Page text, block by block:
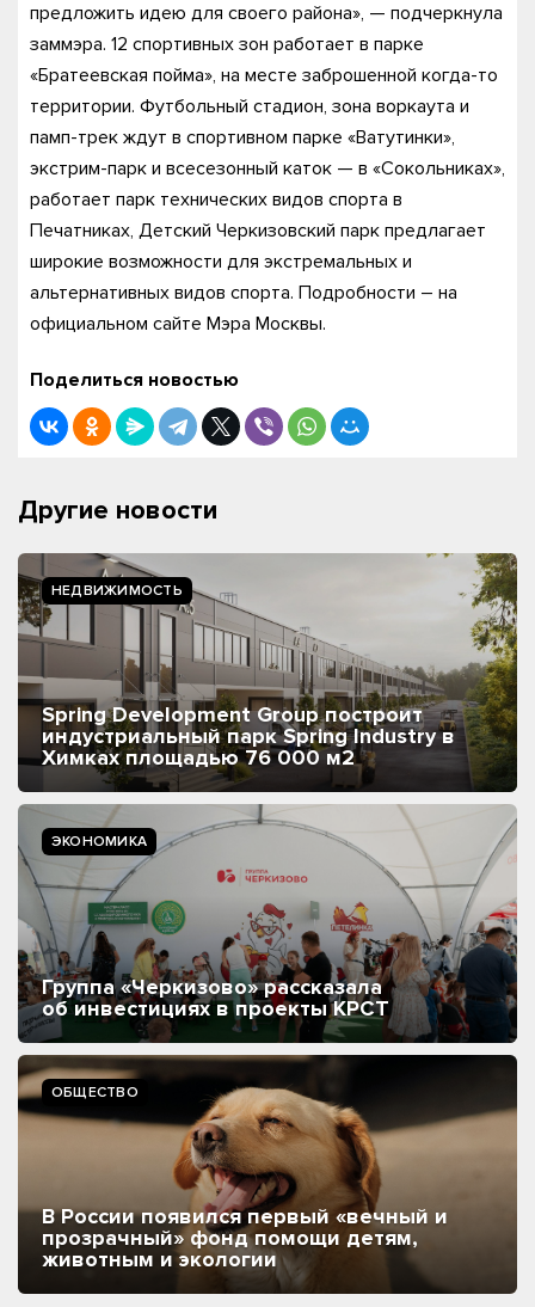
предложить идею для своего района», — подчеркнула
заммэра. 12 спортивных зон работает в парке
«Братеевская пойма», на месте заброшенной когда-то
территории. Футбольный стадион, зона воркаута и
памп-трек ждут в спортивном парке «Ватутинки»,
экстрим-парк и всесезонный каток — в «Сокольниках»,
работает парк технических видов спорта в
Печатниках, Детский Черкизовский парк предлагает
широкие возможности для экстремальных и
альтернативных видов спорта. Подробности – на
официальном сайте Мэра Москвы.
Поделиться новостью
Другие новости
НЕДВИЖИМОСТЬ
Spring Development Group построит
индустриальный парк Spring Industry в
Химках площадью 76 000 м2
ЭКОНОМИКА
Группа «Черкизово» рассказала
об инвестициях в проекты КРСТ
ОБЩЕСТВО
В России появился первый «вечный и
прозрачный» фонд помощи детям,
животным и экологии